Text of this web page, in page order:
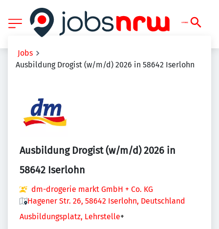
Jobs
Ausbildung Drogist (w/m/d) 2026 in 58642 Iserlohn
Ausbildung Drogist (w/m/d) 2026 in
58642 Iserlohn
dm-drogerie markt GmbH + Co. KG
Hagener Str. 26, 58642 Iserlohn, Deutschland
Ausbildungsplatz, Lehrstelle+